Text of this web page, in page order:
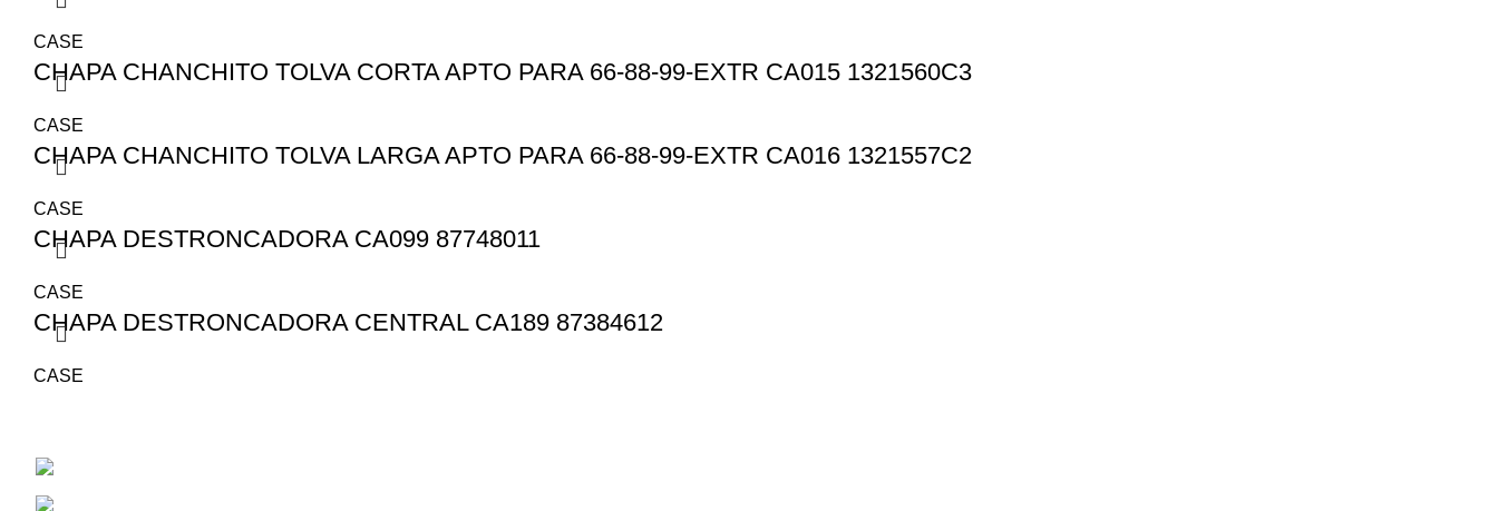
CASE
CHAPA CHANCHITO TOLVA CORTA APTO PARA 66-88-99-EXTR CA015 1321560C3
CASE
CHAPA CHANCHITO TOLVA LARGA APTO PARA 66-88-99-EXTR CA016 1321557C2
CASE
CHAPA DESTRONCADORA CA099 87748011
CASE
CHAPA DESTRONCADORA CENTRAL CA189 87384612
CASE